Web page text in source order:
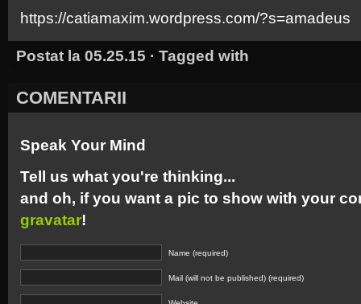
https://catiamaxim.wordpress.com/?s=amadeus
Postat la 05.25.15 · Tagged with
COMENTARII
Speak Your Mind
Tell us what you're thinking...
and oh, if you want a pic to show with your
gravatar!
Name (required)
Mail (will not be published) (required)